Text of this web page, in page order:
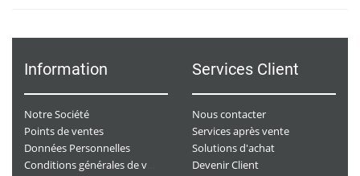
Information
Notre Société
Points de ventes
Données Personnelles
Services Client
Nous contacter
Services après vente
Solutions d'achat
Devenir Client